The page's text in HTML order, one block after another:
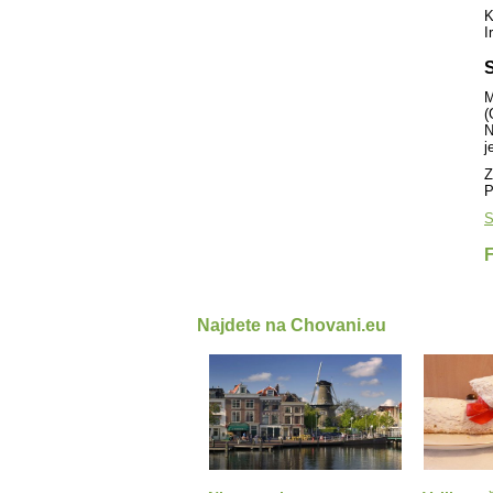
Najdete na Chovani.eu